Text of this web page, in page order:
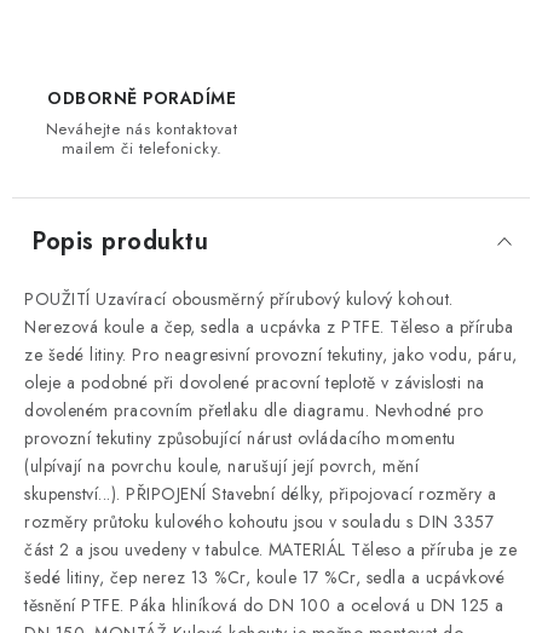
ODBORNĚ PORADÍME
Neváhejte nás kontaktovat
mailem či telefonicky.
Popis produktu
POUŽITÍ Uzavírací obousměrný přírubový kulový kohout.
Nerezová koule a čep, sedla a ucpávka z PTFE. Těleso a příruba
ze šedé litiny. Pro neagresivní provozní tekutiny, jako vodu, páru,
oleje a podobné při dovolené pracovní teplotě v závislosti na
dovoleném pracovním přetlaku dle diagramu. Nevhodné pro
provozní tekutiny způsobující nárust ovládacího momentu
(ulpívají na povrchu koule, narušují její povrch, mění
skupenství...). PŘIPOJENÍ Stavební délky, připojovací rozměry a
rozměry průtoku kulového kohoutu jsou v souladu s DIN 3357
část 2 a jsou uvedeny v tabulce. MATERIÁL Těleso a příruba je ze
šedé litiny, čep nerez 13 %Cr, koule 17 %Cr, sedla a ucpávkové
těsnění PTFE. Páka hliníková do DN 100 a ocelová u DN 125 a